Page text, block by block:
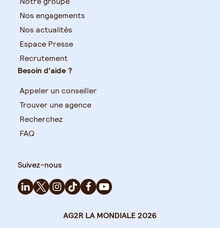
Nos engagements
Nos actualités
Espace Presse
Recrutement
Besoin d'aide ?
Appeler un conseiller
Trouver une agence
Recherchez
FAQ
Suivez-nous
AG2R LA MONDIALE 2026